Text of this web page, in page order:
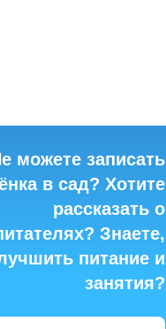
можете записать
в сад? Хотите
рассказать о
Знаете,
питание и
занятия?